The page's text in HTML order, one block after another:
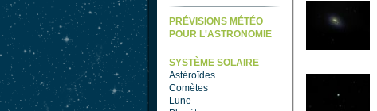
PRÉVISIONS MÉTÉO
POUR L'ASTRONOMIE
SYSTÈME SOLAIRE
Astéroïdes
Comètes
Lune